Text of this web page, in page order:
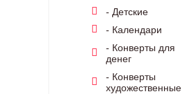
- Детские
- Календари
- Конверты для
денег
- Конверты
художественные